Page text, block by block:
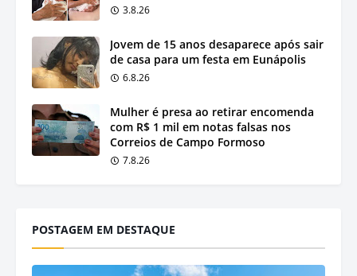
3.8.26
Jovem de 15 anos desaparece após sair
de casa para um festa em Eunápolis
6.8.26
Mulher é presa ao retirar encomenda
com R$ 1 mil em notas falsas nos
Correios de Campo Formoso
7.8.26
POSTAGEM EM DESTAQUE